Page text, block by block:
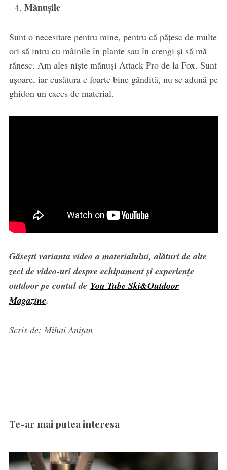
Mănuşile
Sunt o necesitate pentru mine, pentru că păţesc de multe
ori să intru cu mâinile în plante sau în crengi şi să mă
rănesc. Am ales nişte mănuşi Attack Pro de la Fox. Sunt
uşoare, iar cusătura e foarte bine gândită, nu se adună pe
ghidon un exces de material.
Găsești varianta video a materialului, alături de alte
zeci de video-uri despre echipament și experiențe
outdoor pe contul de You Tube Ski&Outdoor
Magazine.
Scris de: Mihai Anițan
Te-ar mai putea interesa